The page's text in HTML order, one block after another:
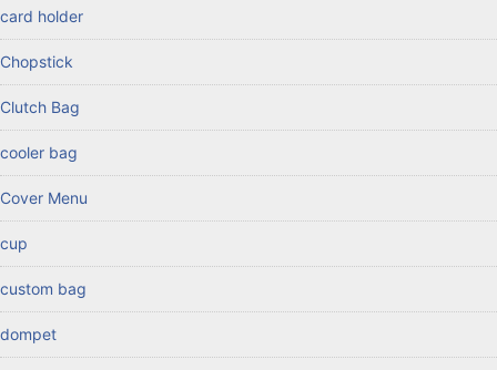
card holder
Chopstick
Clutch Bag
cooler bag
Cover Menu
cup
custom bag
dompet